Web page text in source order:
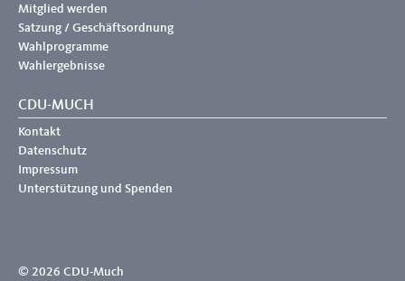
Mitglied werden
Satzung / Geschäftsordnung
Wahlprogramme
Wahlergebnisse
CDU-MUCH
Kontakt
Datenschutz
Impressum
Unterstützung und Spenden
© 2026 CDU-Much